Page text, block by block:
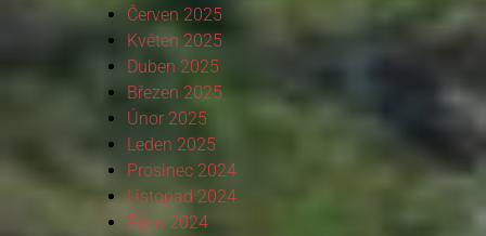
Červen 2025
Květen 2025
Duben 2025
Březen 2025
Únor 2025
Leden 2025
Prosinec 2024
Listopad 2024
Říjen 2024